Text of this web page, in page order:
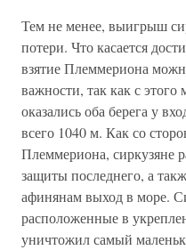
Тем не менее, выигрыш
потери. Что касается
взятие Племмериона
важности, так как с
оказались оба берега у
всего 1040 м. Как со
Племмериона, сиркузяне
защиты последнего, а
афинянам выход в море.
расположенные в
уничтожил самый